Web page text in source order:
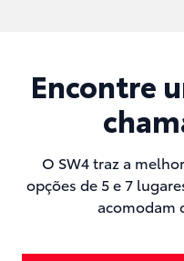
Encontre
O SW4 traz a
opções de 5 e 7
acomodam